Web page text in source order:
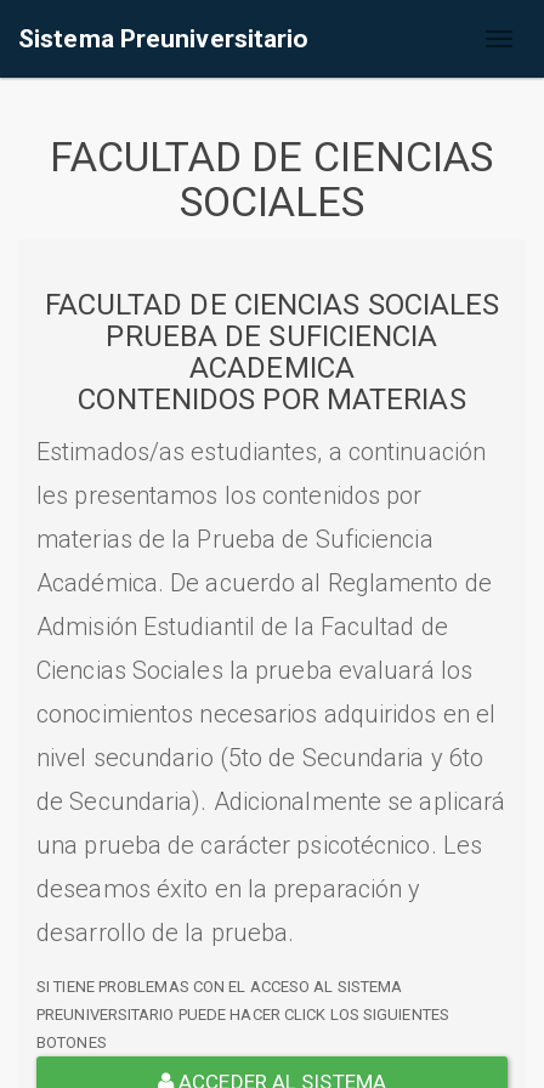
Sistema Preuniversitario
FACULTAD DE CIENCIAS
SOCIALES
FACULTAD DE CIENCIAS SOCIALES
PRUEBA DE SUFICIENCIA
ACADEMICA
CONTENIDOS POR MATERIAS
Estimados/as estudiantes, a continuación
les presentamos los contenidos por
materias de la Prueba de Suficiencia
Académica. De acuerdo al Reglamento de
Admisión Estudiantil de la Facultad de
Ciencias Sociales la prueba evaluará los
conocimientos necesarios adquiridos en el
nivel secundario (5to de Secundaria y 6to
de Secundaria). Adicionalmente se aplicará
una prueba de carácter psicotécnico. Les
deseamos éxito en la preparación y
desarrollo de la prueba.
SI TIENE PROBLEMAS CON EL ACCESO AL SISTEMA
PREUNIVERSITARIO PUEDE HACER CLICK LOS SIGUIENTES
BOTONES
ACCEDER AL SISTEMA